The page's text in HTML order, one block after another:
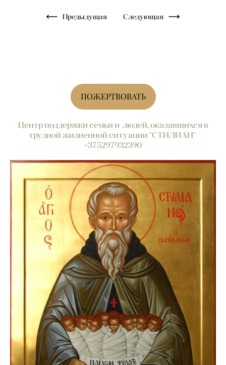
Предыдущая Следующая
ПОЖЕРТВОВАТЬ
Центр поддержки семьи и людей, оказавшихся в
трудной жизненной ситуации "СТИЛИАН"
+375297932390